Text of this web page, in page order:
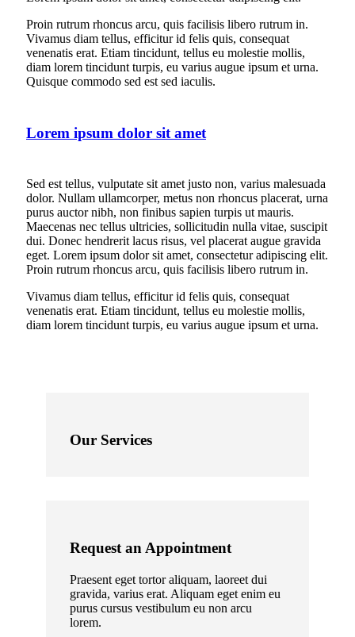
Proin rutrum rhoncus arcu, quis facilisis libero rutrum in.
Vivamus diam tellus, efficitur id felis quis, consequat
venenatis erat. Etiam tincidunt, tellus eu molestie mollis,
diam lorem tincidunt turpis, eu varius augue ipsum et urna.
Quisque commodo sed est sed iaculis.
Lorem ipsum dolor sit amet
Sed est tellus, vulputate sit amet justo non, varius malesuada
dolor. Nullam ullamcorper, metus non rhoncus placerat, urna
purus auctor nibh, non finibus sapien turpis ut mauris.
Maecenas nec tellus ultricies, sollicitudin nulla vitae, suscipit
dui. Donec hendrerit lacus risus, vel placerat augue gravida
eget. Lorem ipsum dolor sit amet, consectetur adipiscing elit.
Proin rutrum rhoncus arcu, quis facilisis libero rutrum in.
Vivamus diam tellus, efficitur id felis quis, consequat
venenatis erat. Etiam tincidunt, tellus eu molestie mollis,
diam lorem tincidunt turpis, eu varius augue ipsum et urna.
Our Services
Request an Appointment
Praesent eget tortor aliquam, laoreet dui
gravida, varius erat. Aliquam eget enim eu
purus cursus vestibulum eu non arcu
lorem.